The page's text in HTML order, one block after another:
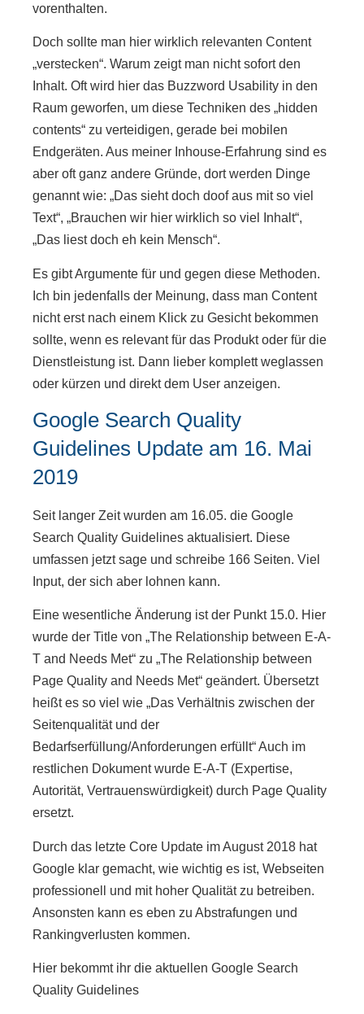
vorenthalten.
Doch sollte man hier wirklich relevanten Content
„verstecken“. Warum zeigt man nicht sofort den
Inhalt. Oft wird hier das Buzzword Usability in den
Raum geworfen, um diese Techniken des „hidden
contents“ zu verteidigen, gerade bei mobilen
Endgeräten. Aus meiner Inhouse-Erfahrung sind es
aber oft ganz andere Gründe, dort werden Dinge
genannt wie: „Das sieht doch doof aus mit so viel
Text“, „Brauchen wir hier wirklich so viel Inhalt“,
„Das liest doch eh kein Mensch“.
Es gibt Argumente für und gegen diese Methoden.
Ich bin jedenfalls der Meinung, dass man Content
nicht erst nach einem Klick zu Gesicht bekommen
sollte, wenn es relevant für das Produkt oder für die
Dienstleistung ist. Dann lieber komplett weglassen
oder kürzen und direkt dem User anzeigen.
Google Search Quality
Guidelines Update am 16. Mai
2019
Seit langer Zeit wurden am 16.05. die Google
Search Quality Guidelines aktualisiert. Diese
umfassen jetzt sage und schreibe 166 Seiten. Viel
Input, der sich aber lohnen kann.
Eine wesentliche Änderung ist der Punkt 15.0. Hier
wurde der Title von „The Relationship between E-A-
T and Needs Met“ zu „The Relationship between
Page Quality and Needs Met“ geändert. Übersetzt
heißt es so viel wie „Das Verhältnis zwischen der
Seitenqualität und der
Bedarfserfüllung/Anforderungen erfüllt“ Auch im
restlichen Dokument wurde E-A-T (Expertise,
Autorität, Vertrauenswürdigkeit) durch Page Quality
ersetzt.
Durch das letzte Core Update im August 2018 hat
Google klar gemacht, wie wichtig es ist, Webseiten
professionell und mit hoher Qualität zu betreiben.
Ansonsten kann es eben zu Abstrafungen und
Rankingverlusten kommen.
Hier bekommt ihr die aktuellen Google Search
Quality Guidelines